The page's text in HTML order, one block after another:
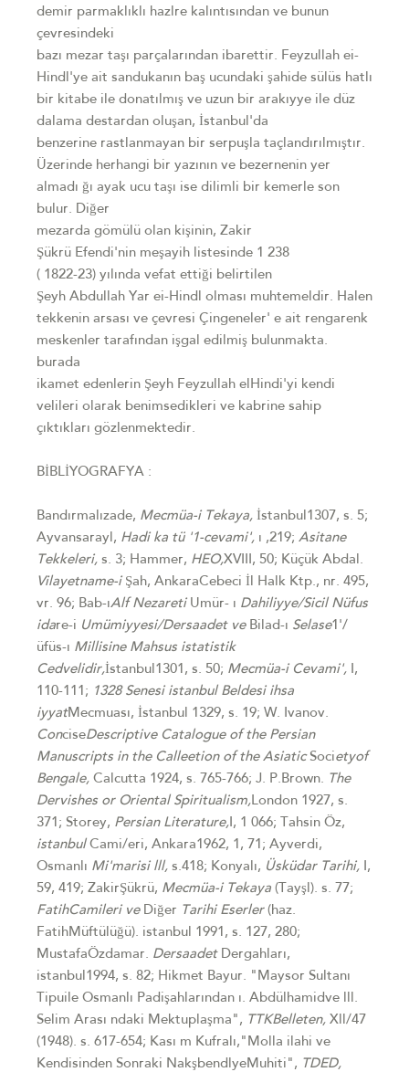
demir parmaklıklı hazlre kalıntısından ve bunun
çevresindeki
bazı mezar taşı parçalarından ibarettir. Feyzullah ei-
Hindl'ye ait sandukanın baş ucundaki şahide sülüs hatlı
bir kitabe ile donatılmış ve uzun bir arakıyye ile düz
dalama destardan oluşan, İstanbul'da
benzerine rastlanmayan bir serpuşla taçlandırılmıştır.
Üzerinde herhangi bir yazının ve bezernenin yer
almadı ğı ayak ucu taşı ise dilimli bir kemerle son
bulur. Diğer
mezarda gömülü olan kişinin, Zakir
Şükrü Efendi'nin meşayih listesinde 1 238
( 1822-23) yılında vefat ettiği belirtilen
Şeyh Abdullah Yar ei-Hindl olması muhtemeldir. Halen
tekkenin arsası ve çevresi Çingeneler' e ait rengarenk
meskenler tarafından işgal edilmiş bulunmakta.
burada
ikamet edenlerin Şeyh Feyzullah elHindi'yi kendi
velileri olarak benimsedikleri ve kabrine sahip
çıktıkları gözlenmektedir.
BİBLİYOGRAFYA :
Bandırmalızade, Mecmüa-i Tekaya, İstanbul1307, s. 5;
Ayvansarayl, Hadi ka tü '1-cevami', ı ,219; Asitane
Tekkeleri, s. 3; Hammer, HEO,XVIII, 50; Küçük Abdal.
Vilayetname-i Şah, AnkaraCebeci İl Halk Ktp., nr. 495,
vr. 96; Bab-ıAlf Nezareti Umür- ı Dahiliyye/Sicil Nüfus
idare-i Umümiyyesi/Dersaadet ve Bilad-ı Selase1'/
üfüs-ı Millisine Mahsus istatistik
Cedvelidir,İstanbul1301, s. 50; Mecmüa-i Cevami', I,
110-111; 1328 Senesi istanbul Beldesi ihsa
iyyatMecmuası, İstanbul 1329, s. 19; W. Ivanov.
ConciseDescriptive Catalogue of the Persian
Manuscripts in the Calleetion of the Asiatic Societyof
Bengale, Calcutta 1924, s. 765-766; J. P.Brown. The
Dervishes or Oriental Spiritualism,London 1927, s.
371; Storey, Persian Literature,I, 1 066; Tahsin Öz,
istanbulCami/eri, Ankara1962, 1, 71; Ayverdi,
Osmanlı Mi'marisi lll, s.418; Konyalı, Üsküdar Tarihi, I,
59, 419; ZakirŞükrü, Mecmüa-i Tekaya (Tayşl). s. 77;
FatihCamileri ve Diğer Tarihi Eserler (haz.
FatihMüftülüğü). istanbul 1991, s. 127, 280;
MustafaÖzdamar. Dersaadet Dergahları,
istanbul1994, s. 82; Hikmet Bayur. "Maysor Sultanı
Tipuile Osmanlı Padişahlarından ı. Abdülhamidve lll.
Selim Arası ndaki Mektuplaşma", TTKBelleten, Xll/47
(1948). s. 617-654; Kası m Kufralı,"Molla ilahi ve
Kendisinden Sonraki NakşbendlyeMuhiti", TDED,